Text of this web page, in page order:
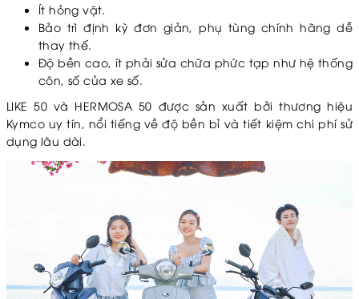
Ít hỏng vặt.
Bảo trì định kỳ đơn giản, phụ tùng chính hãng dễ
thay thế.
Độ bền cao, ít phải sửa chữa phức tạp như hệ thống
côn, số của xe số.
LIKE 50 và HERMOSA 50 được sản xuất bởi thương hiệu
Kymco uy tín, nổi tiếng về độ bền bỉ và tiết kiệm chi phí sử
dụng lâu dài.